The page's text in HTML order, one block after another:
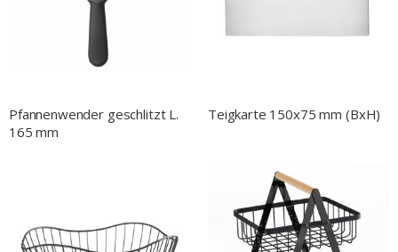
Pfannenwender geschlitzt L.
165 mm
Teigkarte 150x75 mm (BxH)